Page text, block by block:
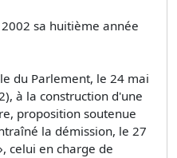
sa huitième année
du Parlement, le 24 mai
à la construction d'une
proposition soutenue
la démission, le 27
celui en charge de